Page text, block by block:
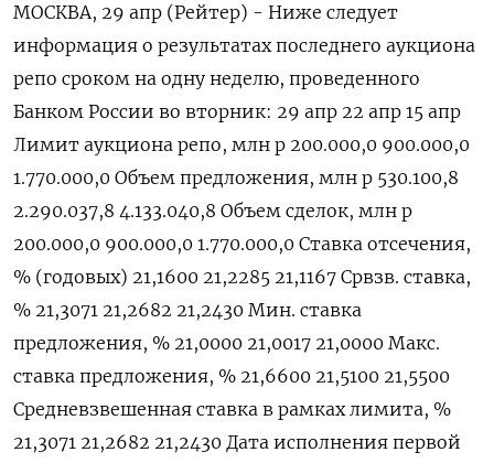
МОСКВА, 29 апр (Рейтер) - Ниже следует
информация о результатах последнего аукциона
репо сроком на одну неделю, проведенного
Банком России во вторник: 29 апр 22 апр 15 апр
Лимит аукциона репо, млн р 200.000,0 900.000,0
1.770.000,0 Объем предложения, млн р 530.100,8
2.290.037,8 4.133.040,8 Объем сделок, млн р
200.000,0 900.000,0 1.770.000,0 Ставка отсечения,
% (годовых) 21,1600 21,2285 21,1167 Срвзв. ставка,
% 21,3071 21,2682 21,2430 Мин. ставка
предложения, % 21,0000 21,0017 21,0000 Макс.
ставка предложения, % 21,6600 21,5100 21,5500
Средневзвешенная ставка в рамках лимита, %
21,3071 21,2682 21,2430 Дата исполнения первой